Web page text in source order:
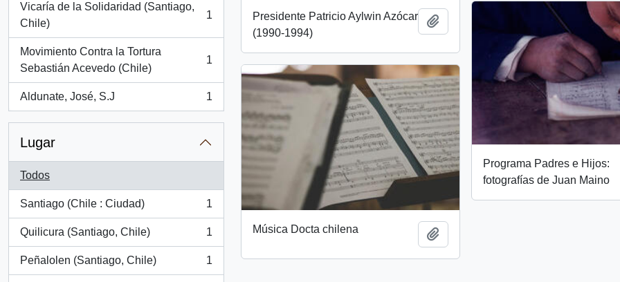
Vicaría de la Solidaridad (Santiago,
Chile)
, 1 resultados
1
Movimiento Contra la Tortura
Sebastián Acevedo (Chile)
, 1 resultados
1
Aldunate, José, S.J
, 1 resultados
1
Lugar
Todos
Santiago (Chile : Ciudad)
, 1 resultados
1
Quilicura (Santiago, Chile)
, 1 resultados
1
Peñalolen (Santiago, Chile)
, 1 resultados
1
Presidente Patricio Aylwin Azócar
(1990-1994)
Programa Padres e Hijos:
fotografías de Juan Maino
Música Docta chilena